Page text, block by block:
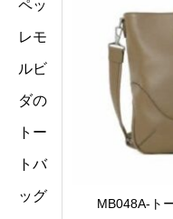
MB048A-ト
ペッ
レモ
ルビ
ダの
トー
トバ
ッグ